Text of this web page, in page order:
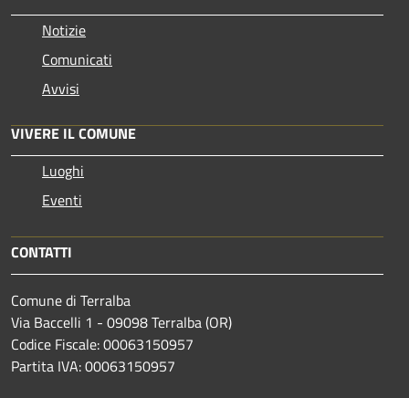
Notizie
Comunicati
Avvisi
VIVERE IL COMUNE
Luoghi
Eventi
CONTATTI
Comune di Terralba
Via Baccelli 1 - 09098 Terralba (OR)
Codice Fiscale: 00063150957
Partita IVA: 00063150957